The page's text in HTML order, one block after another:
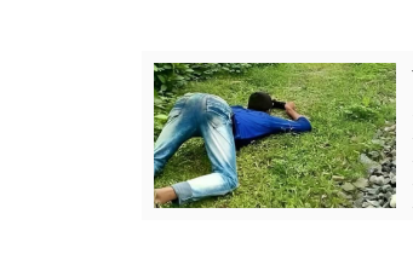
বিস্তারিত